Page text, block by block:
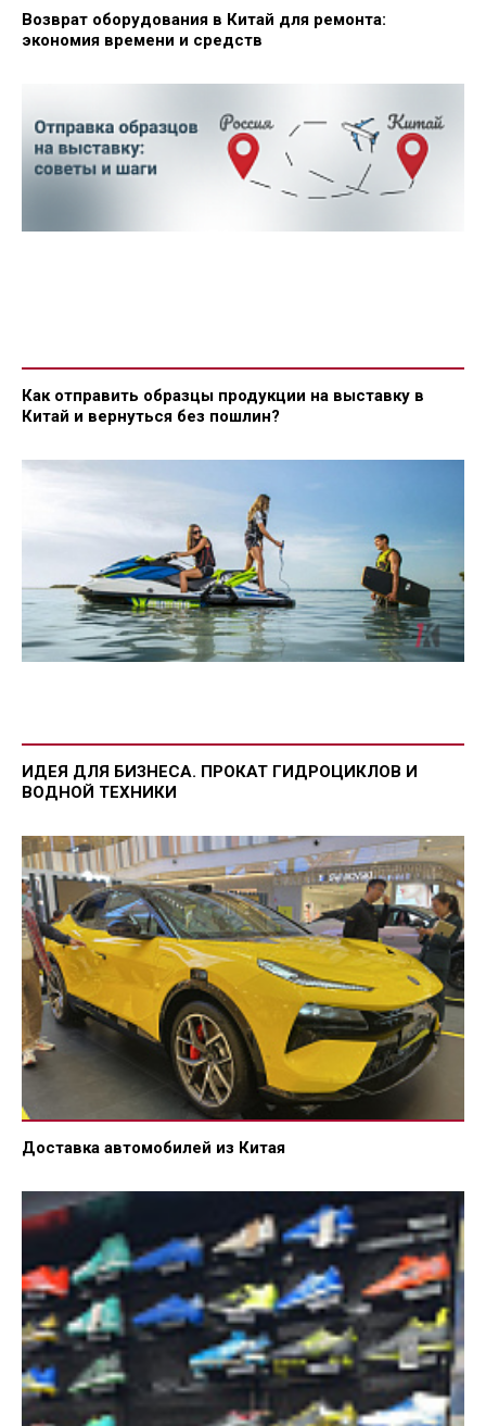
Возврат оборудования в Китай для ремонта:
экономия времени и средств
Как отправить образцы продукции на выставку в
Китай и вернуться без пошлин?
ИДЕЯ ДЛЯ БИЗНЕСА. ПРОКАТ ГИДРОЦИКЛОВ И
ВОДНОЙ ТЕХНИКИ
Доставка автомобилей из Китая